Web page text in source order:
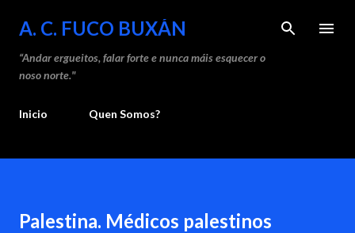
Saltar ao contido principal
A. C. FUCO BUXÁN
“Andar ergueitos, falar forte e nunca máis esquecer o
noso norte."
Inicio Quen Somos?
Palestina. Médicos palestinos